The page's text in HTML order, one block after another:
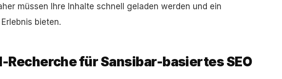
müssen Ihre Inhalte schnell geladen werden und ein
bieten.
Recherche für Sansibar-basiertes SEO